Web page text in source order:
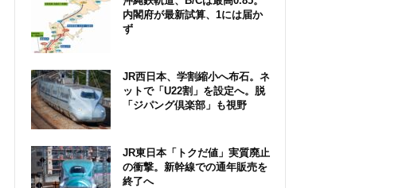
内閣府が最新試算、1には届か
ず
JR西日本、学割縮小へ布石。ネ
ットで「U22割」を設定へ。脱
「ジパング倶楽部」も視野
JR東日本「トクだ値」実質廃止
の衝撃。新幹線での通年販売を
終了へ